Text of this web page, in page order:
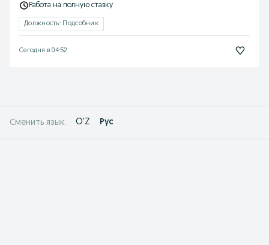
Работа на полную ставку
Должность: Подсобник
Сегодня в 04:52
Сменить язык: O'Z Рус